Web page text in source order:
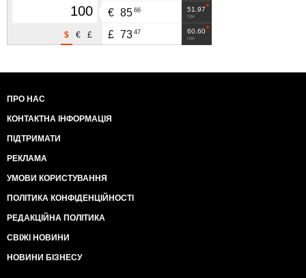
£
€
$
51.97
грн
€ 85 66
60.60
грн
£ 73 47
ПРО НАС
КОНТАКТНА ІНФОРМАЦІЯ
ПІДТРИМАТИ
РЕКЛАМА
УМОВИ КОРИСТУВАННЯ
ПОЛІТИКА КОНФІДЕНЦІЙНОСТІ
РЕДАКЦІЙНА ПОЛІТИКА
СВІЖІ НОВИНИ
НОВИНИ БІЗНЕСУ